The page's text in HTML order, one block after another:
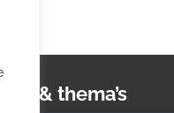
& thema’s